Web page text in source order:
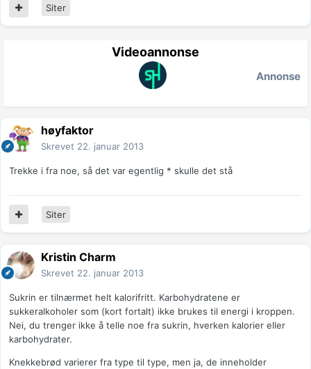
Siter
Videoannonse
Annonse
høyfaktor
Skrevet 22. januar 2013
Trekke i fra noe, så det var egentlig * skulle det stå
Siter
Kristin Charm
Skrevet 22. januar 2013
Sukrin er tilnærmet helt kalorifritt. Karbohydratene er
sukkeralkoholer som (kort fortalt) ikke brukes til energi i kroppen.
Nei, du trenger ikke å telle noe fra sukrin, hverken kalorier eller
karbohydrater.
Knekkebrød varierer fra type til type, men ja, de inneholder